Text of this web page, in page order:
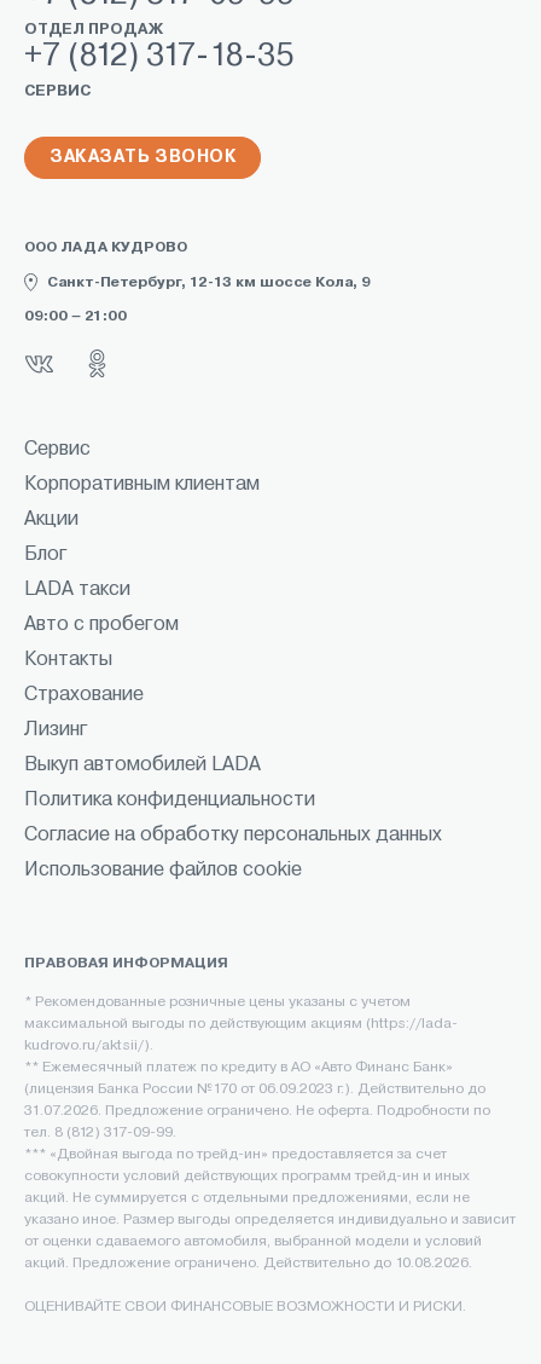
ОТДЕЛ ПРОДАЖ
+7 (812) 317-18-35
СЕРВИС
ЗАКАЗАТЬ ЗВОНОК
ООО ЛАДА КУДРОВО
Санкт-Петербург, 12-13 км шоссе Кола, 9
09:00 – 21:00
Сервис
Корпоративным клиентам
Акции
Блог
LADA такси
Авто с пробегом
Контакты
Страхование
Лизинг
Выкуп автомобилей LADA
Политика конфиденциальности
Согласие на обработку персональных данных
Использование файлов cookie
ПРАВОВАЯ ИНФОРМАЦИЯ
* Рекомендованные розничные цены указаны с учетом
максимальной выгоды по действующим акциям (https://lada-
kudrovo.ru/aktsii/).
** Ежемесячный платеж по кредиту в АО «Авто Финанс Банк»
(лицензия Банка России №170 от 06.09.2023 г.). Действительно до
31.07.2026. Предложение ограничено. Не оферта. Подробности по
тел. 8 (812) 317-09-99.
*** «Двойная выгода по трейд-ин» предоставляется за счет
совокупности условий действующих программ трейд-ин и иных
акций. Не суммируется с отдельными предложениями, если не
указано иное. Размер выгоды определяется индивидуально и зависит
от оценки сдаваемого автомобиля, выбранной модели и условий
акций. Предложение ограничено. Действительно до 10.08.2026.
ОЦЕНИВАЙТЕ СВОИ ФИНАНСОВЫЕ ВОЗМОЖНОСТИ И РИСКИ.